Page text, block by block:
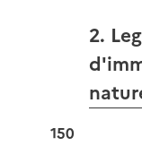
2.
150